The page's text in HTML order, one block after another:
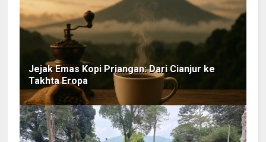
Jejak Emas Kopi Priangan: Dari Cianjur ke
Takhta Eropa